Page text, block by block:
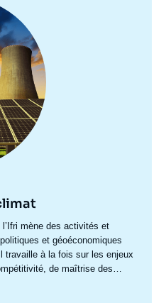
mène des activités et
et géoéconomiques
travaille à la fois sur les enjeux
de maîtrise des
et du climat, et des